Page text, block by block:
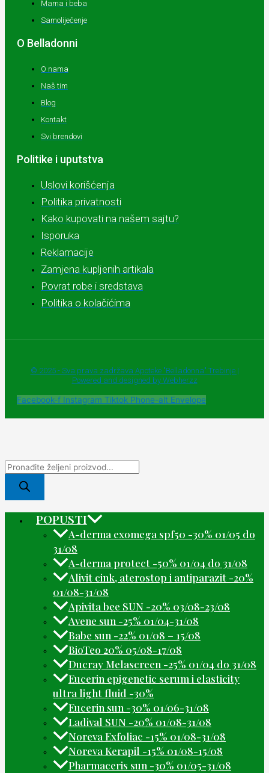
Mama i beba
Samoliječenje
O Belladonni
O nama
Naš tim
Blog
Kontakt
Svi brendovi
Politike i uputstva
Uslovi korišćenja
Politika privatnosti
Kako kupovati na našem sajtu?
Isporuka
Reklamacije
Zamjena kupljenih artikala
Povrat robe i sredstava
Politika o kolačićima
© 2025 - Sva prava zadržava Apoteke "Belladonna" Trebinje |
Powered and designed by Webherzz
Facebook-f Instagram Tiktok Phone-alt Envelope
POPUSTI
A-derma exomega spf50 -30% 01/05 do
31/08
A-derma protect -50% 01/04 do 31/08
Alivit cink, aterostop i antiparazit -20%
01/08-31/08
Apivita bee SUN -20% 03/08-23/08
Avene sun -25% 01/04-31/08
Babe sun -22% 01/08 – 15/08
BioTeo 20% 05/08-17/08
Ducray Melascreen -25% 01/04 do 31/08
Eucerin epigenetic serum i elasticity
ultra light fluid -30%
Eucerin sun -30% 01/06-31/08
Ladival SUN -20% 01/08-31/08
Noreva Exfoliac -15% 01/08-31/08
Noreva Kerapil -15% 01/08-15/08
Pharmaceris sun -30% 01/05-31/08